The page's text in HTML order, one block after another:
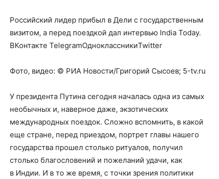
Российский лидер прибыл в Дели с государственным
визитом, а перед поездкой дал интервью India Today.
ВКонтакте TelegramОдноклассникиTwitter
Фото, видео: © РИА Новости/Григорий Сысоев; 5-tv.ru
У президента Путина сегодня началась одна из самых
необычных и, наверное даже, экзотических
международных поездок. Сложно вспомнить, в какой
еще стране, перед приездом, портрет главы нашего
государства прошел столько ритуалов, получил
столько благословений и пожеланий удачи, как
в Индии. И в то же время, с точки зрения политики